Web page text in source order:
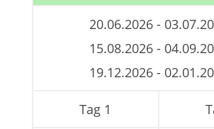
20.06.2026 -
15.08.2026 -
19.12.2026 -
Tag 1